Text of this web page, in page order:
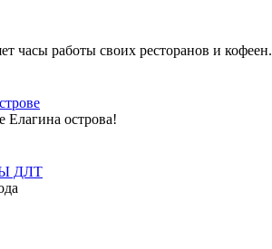
часы работы своих ресторанов и кофеен.
Елагина острова!
ДЛТ